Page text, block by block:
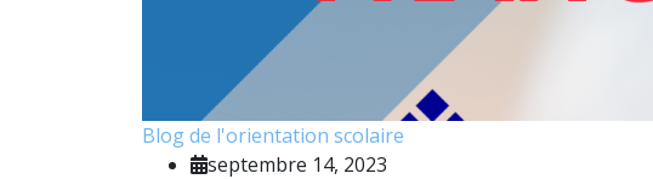
Blog de l'orientation scolaire
septembre 14, 2023